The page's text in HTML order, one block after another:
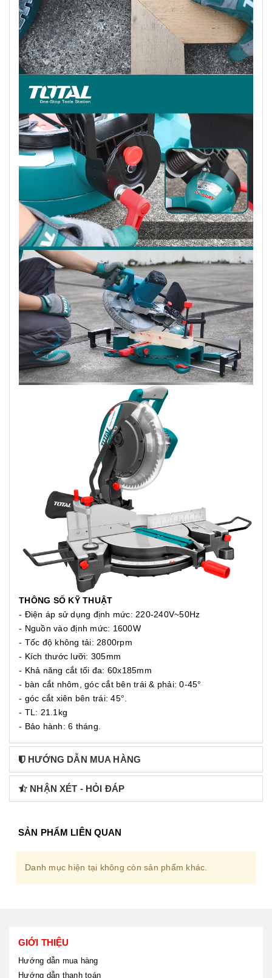
THÔNG SỐ KỸ THUẬT
- Điện áp sử dụng định mức: 220-240V~50Hz
- Nguồn vào định mức: 1600W
- Tốc độ không tải: 2800rpm
- Kích thước lưỡi: 305mm
- Khả năng cắt tối đa: 60x185mm
- bàn cắt nhôm, góc cắt bên trái & phải: 0-45°
- góc cắt xiên bên trái: 45°.
- TL: 21.1kg
- Bảo hành: 6 tháng.
HƯỚNG DẪN MUA HÀNG
NHẬN XÉT - HỎI ĐÁP
SẢN PHẨM LIÊN QUAN
Danh mục hiện tại không còn sản phẩm khác.
GIỚI THIỆU
Hướng dẫn mua hàng
Hướng dẫn thanh toán